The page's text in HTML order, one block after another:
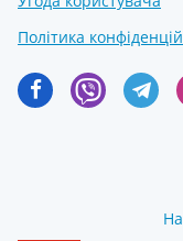
Політика